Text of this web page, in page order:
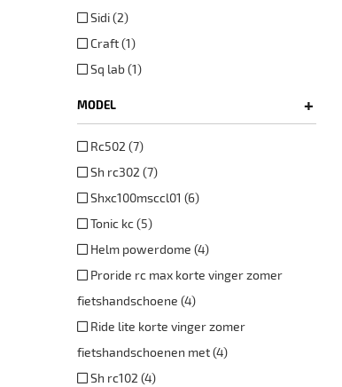
Sidi (2)
Craft (1)
Sq lab (1)
MODEL +
Rc502 (7)
Sh rc302 (7)
Shxc100msccl01 (6)
Tonic kc (5)
Helm powerdome (4)
Proride rc max korte vinger zomer
fietshandschoene (4)
Ride lite korte vinger zomer
fietshandschoenen met (4)
Sh rc102 (4)